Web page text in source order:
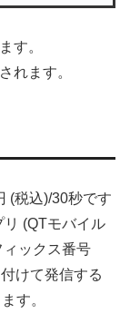
す。
れます。
(税込)/30秒です
(QTモバイル
ックス番号
けて発信する
す。